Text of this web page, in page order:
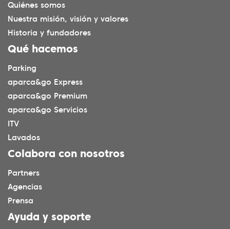
Quiénes somos
Nuestra misión, visión y valores
Historia y fundadores
Qué hacemos
Parking
aparca&go Express
aparca&go Premium
aparca&go Servicios
ITV
Lavados
Colabora con nosotros
Partners
Agencias
Prensa
Ayuda y soporte